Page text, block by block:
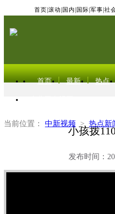
首页 滚动 国内 国际 军事 社
首页 最新 热点
当前位置： 中新视频 > 热点新
小孩拨
发布时间：